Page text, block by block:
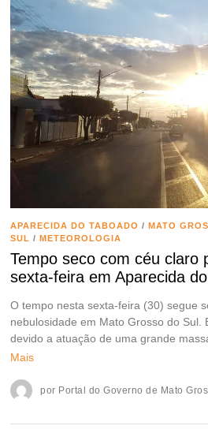
APARECIDA DO TABOADO / MATO
SUL / METEOROLOGIA
Tempo seco com céu claro
sexta-feira em Aparecida
O tempo nesta sexta-feira (30) segue
nebulosidade em Mato Grosso do Sul.
devido a atuação de uma grande
Mais
por Portal do Governo de Mato